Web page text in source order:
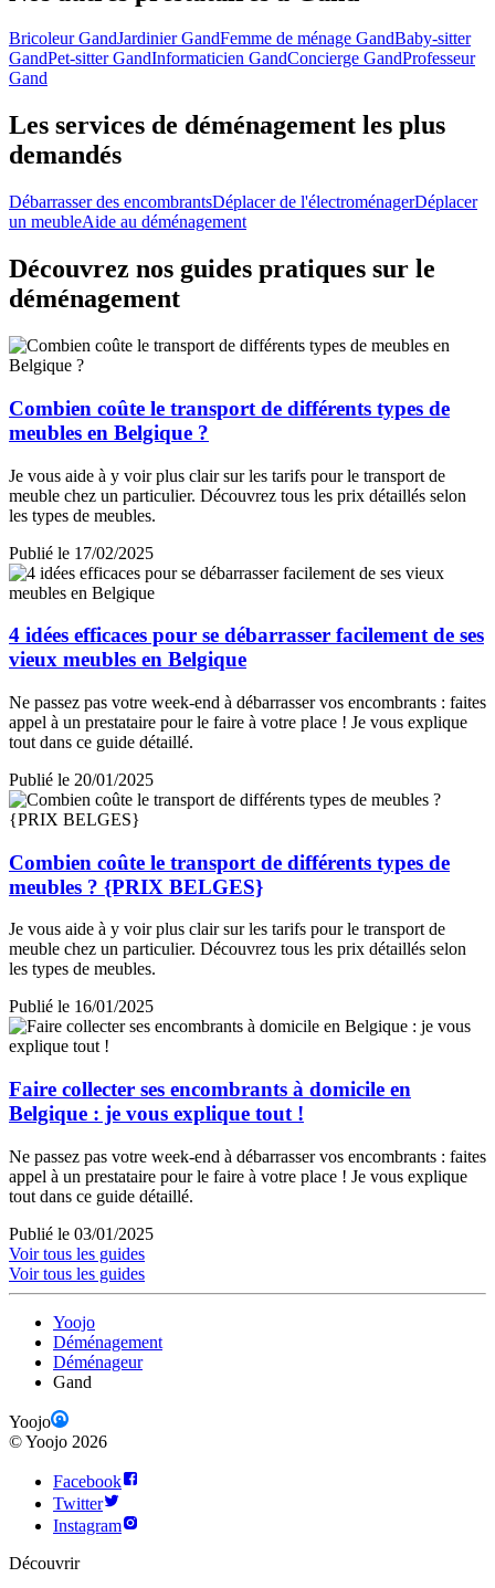
Bricoleur GandJardinier GandFemme de ménage GandBaby-sitter
GandPet-sitter GandInformaticien GandConcierge GandProfesseur
Gand
Les services de déménagement les plus
demandés
Débarrasser des encombrantsDéplacer de l'électroménagerDéplacer
un meubleAide au déménagement
Découvrez nos guides pratiques sur le
déménagement
Combien coûte le transport de différents types de
meubles en Belgique ?
Je vous aide à y voir plus clair sur les tarifs pour le transport de
meuble chez un particulier. Découvrez tous les prix détaillés selon
les types de meubles.
Publié le 17/02/2025
4 idées efficaces pour se débarrasser facilement de ses
vieux meubles en Belgique
Ne passez pas votre week-end à débarrasser vos encombrants : faites
appel à un prestataire pour le faire à votre place ! Je vous explique
tout dans ce guide détaillé.
Publié le 20/01/2025
Combien coûte le transport de différents types de
meubles ? {PRIX BELGES}
Je vous aide à y voir plus clair sur les tarifs pour le transport de
meuble chez un particulier. Découvrez tous les prix détaillés selon
les types de meubles.
Publié le 16/01/2025
Faire collecter ses encombrants à domicile en
Belgique : je vous explique tout !
Ne passez pas votre week-end à débarrasser vos encombrants : faites
appel à un prestataire pour le faire à votre place ! Je vous explique
tout dans ce guide détaillé.
Publié le 03/01/2025
Voir tous les guides
Voir tous les guides
Yoojo
Déménagement
Déménageur
Gand
Yoojo
©Yoojo 2026
Facebook
Twitter
Instagram
Découvrir